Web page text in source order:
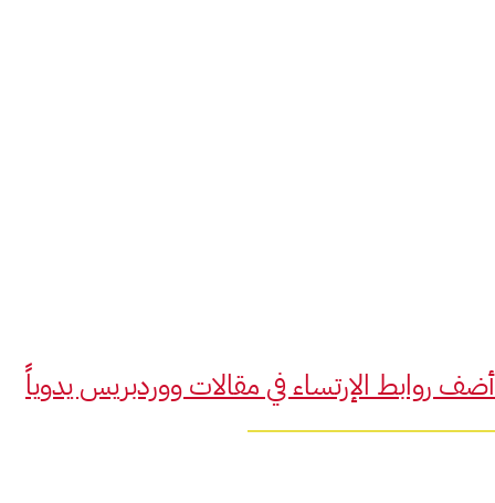
أضف روابط الإرتساء في مقالات ووردبريس يدوياً